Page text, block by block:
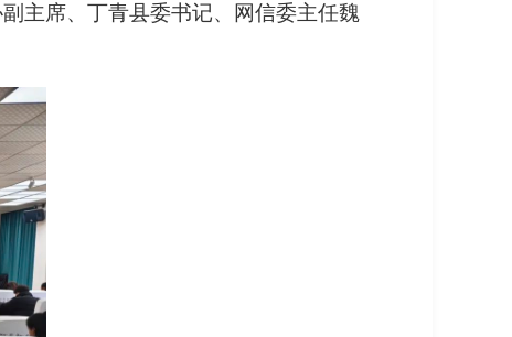
主席、丁青县委书记、网信委主任魏